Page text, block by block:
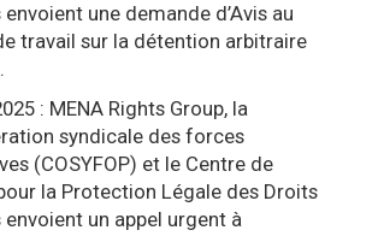
envoient une demande d’Avis au
travail sur la détention arbitraire
: MENA Rights Group, la
syndicale des forces
(COSYFOP) et le Centre de
la Protection Légale des Droits
envoient un appel urgent à